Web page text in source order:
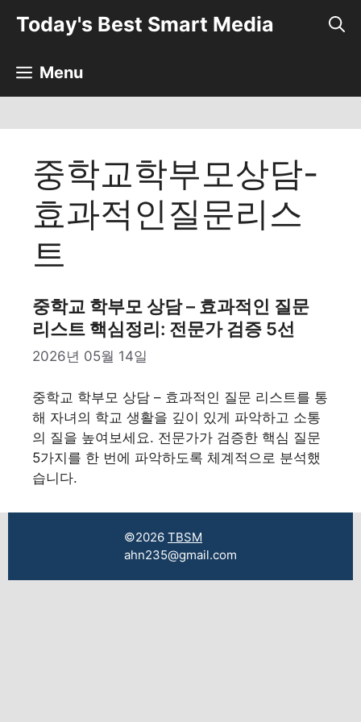
뛰
Today's Best Smart Media
Menu
중학교학부모상담-
효과적인질문리스
트
중학교 학부모 상담 – 효과적인 질문
리스트 핵심정리: 전문가 검증 5선
2026년 05월 14일
중학교 학부모 상담 – 효과적인 질문 리스트를 통
해 자녀의 학교 생활을 깊이 있게 파악하고 소통
의 질을 높여보세요. 전문가가 검증한 핵심 질문
5가지를 한 번에 파악하도록 체계적으로 분석했
습니다.
©2026 TBSM
ahn235@gmail.com